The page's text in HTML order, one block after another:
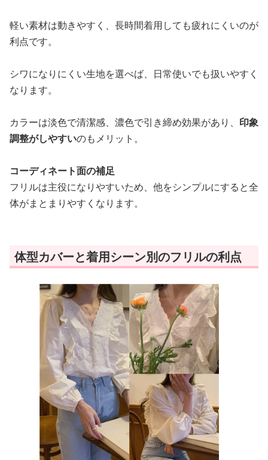
軽い素材は動きやすく、長時間着用しても疲れにくいのが
利点です。
シワになりにくい生地を選べば、日常使いでも扱いやすく
なります。
カラーは淡色で清潔感、濃色で引き締め効果があり、 印象
調整がしやすいのもメリット。
コーディネート面の補足
フリルは主役になりやすいため、他をシンプルにすると全
体がまとまりやすくなります。
体型カバーと着用シーン別のフリルの利点